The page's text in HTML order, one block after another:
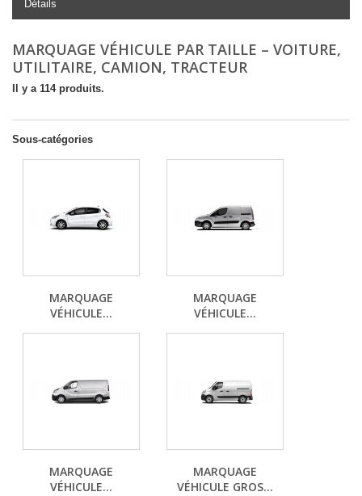
Détails
MARQUAGE VÉHICULE PAR TAILLE – VOITURE,
UTILITAIRE, CAMION, TRACTEUR
Il y a 114 produits.
Sous-catégories
MARQUAGE
VÉHICULE...
MARQUAGE
VÉHICULE...
MARQUAGE
VÉHICULE...
MARQUAGE
VÉHICULE GROS...